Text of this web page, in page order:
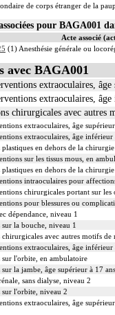
de corps étranger de la
pour BAGA001
Acte associé
(1) Anesthésie générale ou
avec BAGA001
extraoculaires,
extraoculaires,
chirurgicales avec autres
extraoculaires, âge
extraoculaires, âge inférieur
en dehors de la
sur les tissus mous, en
en dehors de la
intraoculaires pour
chirurgicales portant sur
pour blessures ou
dépendance, niveau 1
la bouche, niveau 1
avec autres motifs de
extraoculaires, âge inférieur
l'orbite, en ambulatoire
la jambe, âge supérieur à 17
sans dialyse, niveau 2
l'orbite, niveau 2
extraoculaires, âge